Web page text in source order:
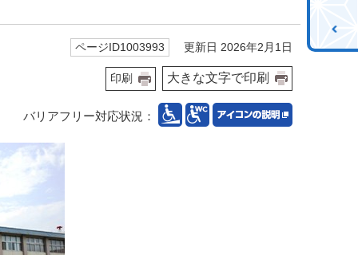
ページID1003993 更新日 2026年2月1日
印刷 大きな文字で印刷
バリアフリー対応状況：